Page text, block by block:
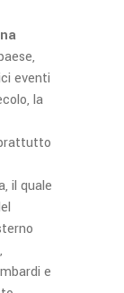
eventi
la
il quale
e